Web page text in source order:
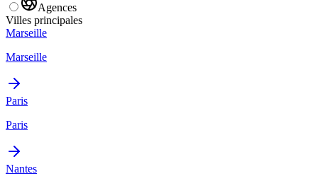
Agences
Villes principales
Marseille
Marseille
Paris
Paris
Nantes